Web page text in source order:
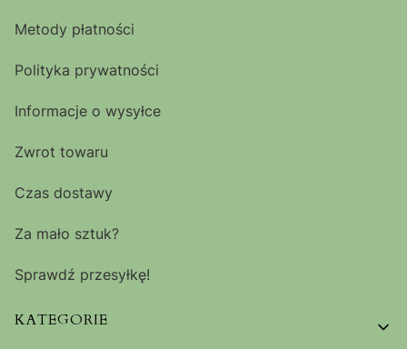
Metody płatności
Polityka prywatności
Informacje o wysyłce
Zwrot towaru
Czas dostawy
Za mało sztuk?
Sprawdź przesyłkę!
KATEGORIE